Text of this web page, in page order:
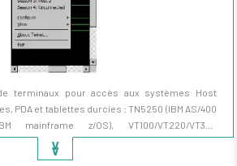
terminaux pour accès aux systèmes Host
PDA et tablettes durcies : TN5250 (IBM AS/400
mainframe z/OS), VT100/VT220/VT320
Naurtech CETerm, Ivanti/Wavelink Velocity,
BlueZone, IBM Personal Communications,
∨
∨